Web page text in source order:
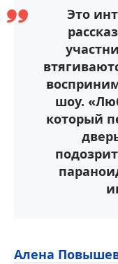
Это
шоу.
который
Алена